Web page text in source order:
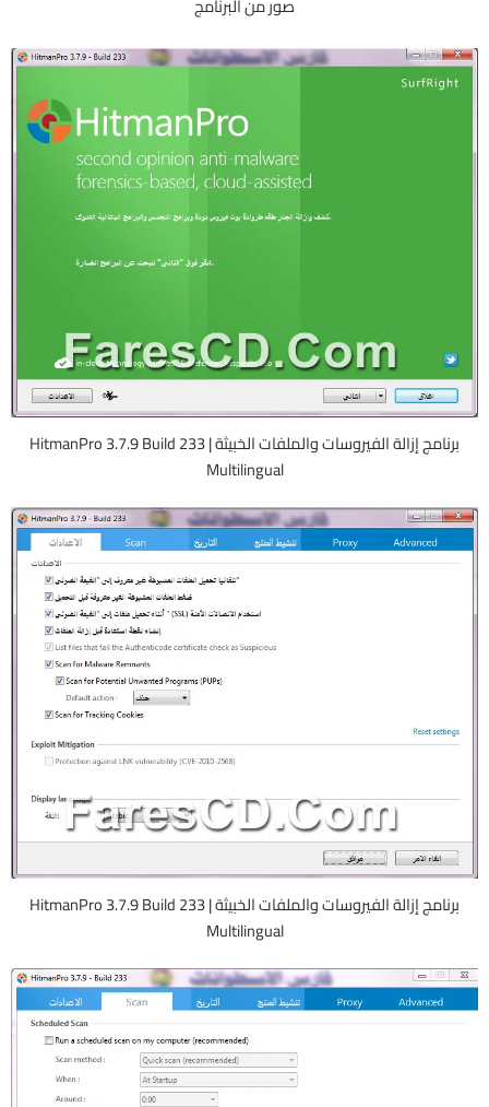
صور من البرنامج
برنامج إزالة الفيروسات والملفات الخبيثة | HitmanPro 3.7.9 Build 233
Multilingual
برنامج إزالة الفيروسات والملفات الخبيثة | HitmanPro 3.7.9 Build 233
Multilingual